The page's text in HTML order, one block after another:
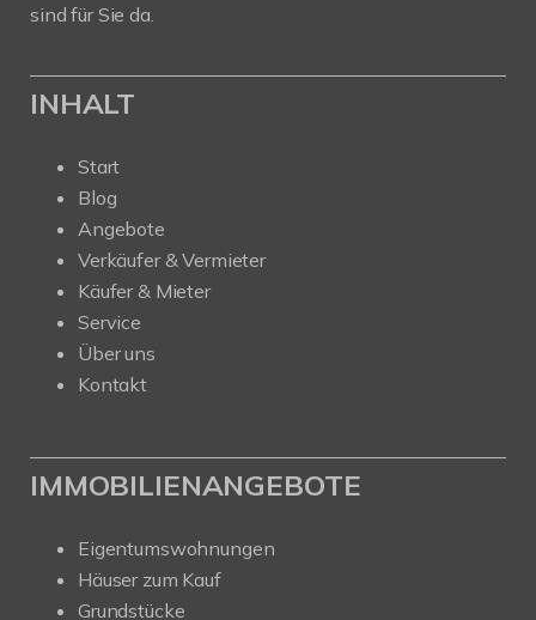
sind für Sie da.
INHALT
Start
Blog
Angebote
Verkäufer & Vermieter
Käufer & Mieter
Service
Über uns
Kontakt
IMMOBILIENANGEBOTE
Eigentumswohnungen
Häuser zum Kauf
Grundstücke